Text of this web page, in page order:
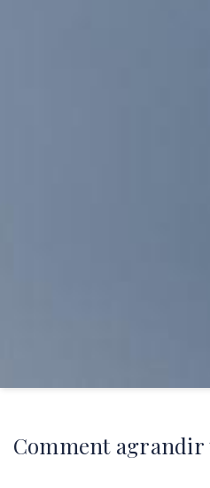
Comment agrandir